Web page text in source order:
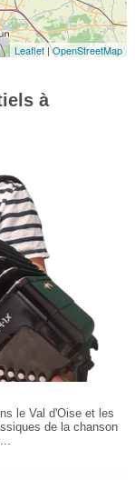
Leaflet |OpenStreetMap
à
le Val d'Oise et les
de la chanson